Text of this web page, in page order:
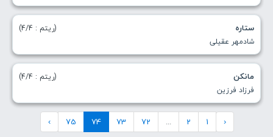
ستاره
شادمهر عقیلی
(ریتم : 4/4)
مانکن
فرزاد فرزین
(ریتم : 4/4)
‹
1
2
...
72
73
74
75
›